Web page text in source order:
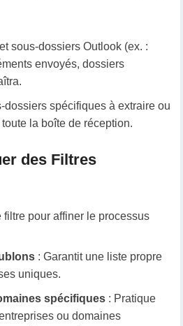
sous-dossiers Outlook (ex. :
envoyés, dossiers
dossiers spécifiques à extraire ou
la boîte de réception.
des Filtres
pour affiner le processus
: Garantit une liste propre
uniques.
spécifiques : Pratique
ou domaines